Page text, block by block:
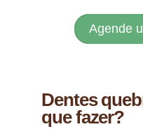
Agende
Dentes
que fazer?